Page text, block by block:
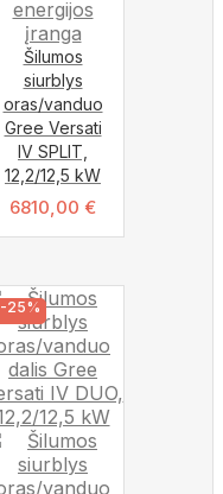
Šilumos
siurblys
oras/vanduo
Gree Versati
IV SPLIT,
12,2/12,5 kW
6810,00 €
-25%